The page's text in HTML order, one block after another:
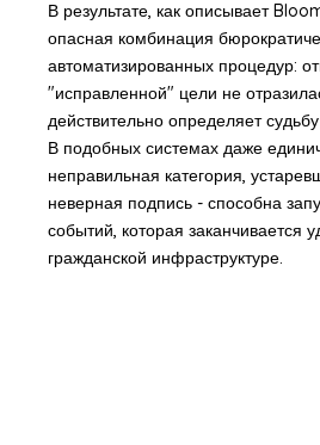
В результате, как описывает
опасная комбинация
автоматизированных процедур:
"исправленной" цели не
действительно определяет
В подобных системах даже
неправильная категория,
неверная подпись - способна
событий, которая заканчивается
гражданской инфраструктуре.